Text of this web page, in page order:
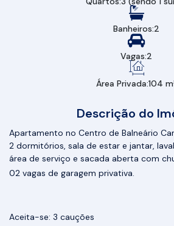
Banheiros:2
Vagas:2
Área Privada:104
Descrição do
Apartamento no Centro de Balneário
2 dormitórios, sala de estar e jantar,
área de serviço e sacada aberta com
02 vagas de garagem privativa.
Aceita-se: 3 cauções